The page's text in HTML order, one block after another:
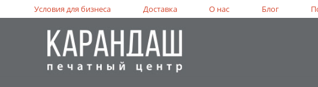
Условия для бизнеса Доставка О нас Блог